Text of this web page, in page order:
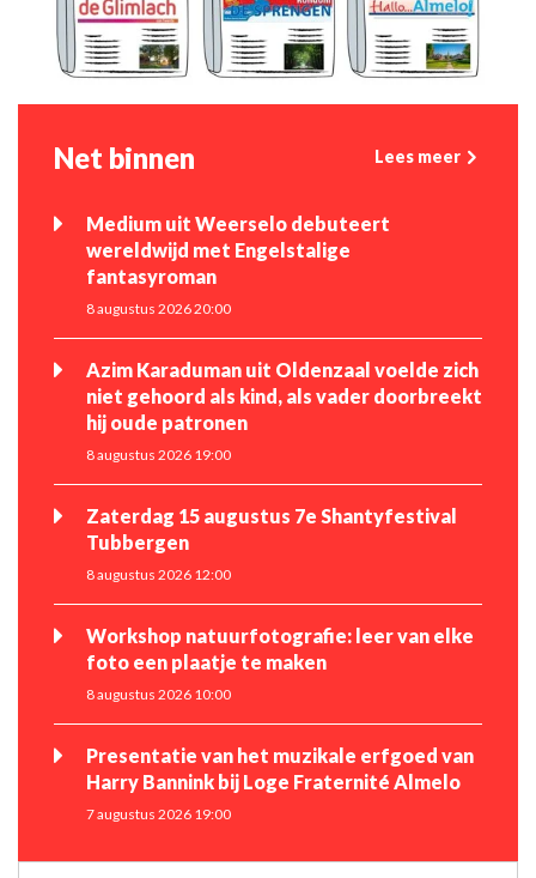
Net binnen Lees meer
Medium uit Weerselo debuteert
wereldwijd met Engelstalige
fantasyroman
8 augustus 2026 20:00
Azim Karaduman uit Oldenzaal voelde zich
niet gehoord als kind, als vader doorbreekt
hij oude patronen
8 augustus 2026 19:00
Zaterdag 15 augustus 7e Shantyfestival
Tubbergen
8 augustus 2026 12:00
Workshop natuurfotografie: leer van elke
foto een plaatje te maken
8 augustus 2026 10:00
Presentatie van het muzikale erfgoed van
Harry Bannink bij Loge Fraternité Almelo
7 augustus 2026 19:00